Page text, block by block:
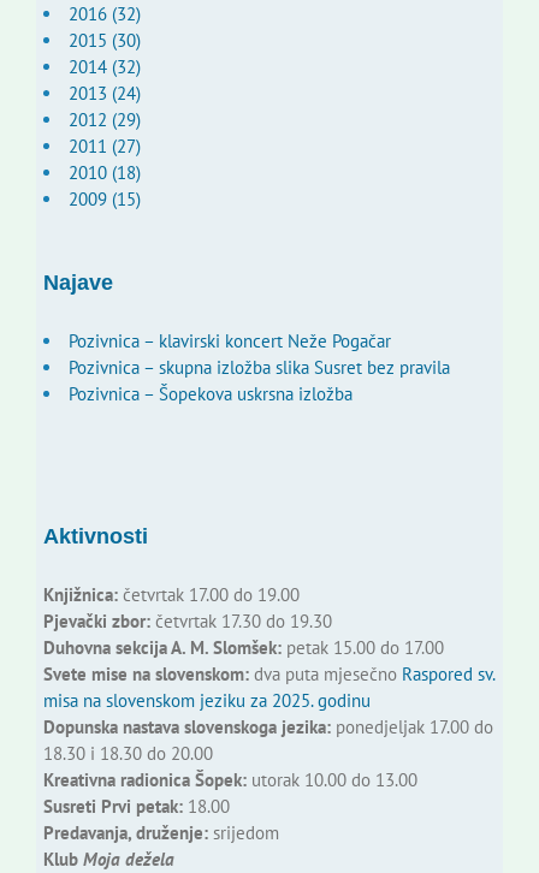
2016 (32)
2015 (30)
2014 (32)
2013 (24)
2012 (29)
2011 (27)
2010 (18)
2009 (15)
Najave
Pozivnica – klavirski koncert Neže Pogačar
Pozivnica – skupna izložba slika Susret bez pravila
Pozivnica – Šopekova uskrsna izložba
Aktivnosti
Knjižnica:četvrtak 17.00 do 19.00
Pjevački zbor:četvrtak 17.30 do 19.30
Duhovna sekcija A. M. Slomšek:petak 15.00 do 17.00
Svete mise na slovenskom:dva puta mjesečno Raspored sv.
misa na slovenskom jeziku za 2025. godinu
Dopunska nastava slovenskoga jezika:ponedjeljak 17.00 do
18.30 i 18.30 do 20.00
Kreativna radionica Šopek:utorak 10.00 do 13.00
Susreti Prvi petak:18.00
Predavanja, druženje:srijedom
Klub Moja dežela